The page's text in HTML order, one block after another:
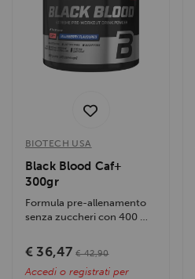
BIOTECH USA
Black Blood Caf+
300gr
Formula pre-allenamento
senza zuccheri con 400 mg
vitamine....
€ 36,47 € 42,90
Accedi o registrati per